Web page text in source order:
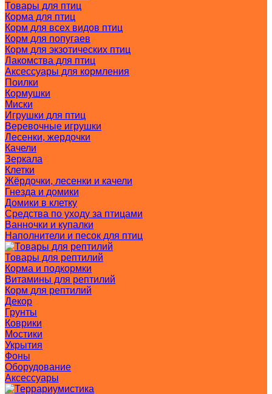
Товары для птиц
Корма для птиц
Корм для всех видов птиц
Корм для попугаев
Корм для экзотических птиц
Лакомства для птиц
Аксессуары для кормления
Поилки
Кормушки
Миски
Игрушки для птиц
Веревочные игрушки
Лесенки, жердочки
Качели
Зеркала
Клетки
Жёрдочки, лесенки и качели
Гнезда и домики
Домики в клетку
Средства по уходу за птицами
Ванночки и купалки
Наполнители и песок для птиц
Товары для рептилий
Корма и подкормки
Витамины для рептилий
Корм для рептилий
Декор
Грунты
Коврики
Мостики
Укрытия
Фоны
Оборудование
Аксессуары